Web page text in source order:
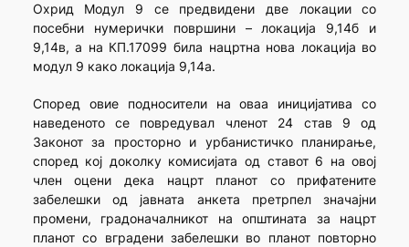
Охрид Модул 9 се предвидени две локации со
посебни нумерички површини – локација 9,14б и
9,14в, а на КП.17099 била нацртна нова локација во
модул 9 како локација 9,14а.
Според овие подносители на оваа иницијатива со
наведеното се повредувал членот 24 став 9 од
Законот за просторно и урбанистичко планирање,
според кој доколку комисијата од ставот 6 на овој
член оцени дека нацрт планот со прифатените
забелешки од јавната анкета претрпел значајни
промени, градоначалникот на општината за нацрт
планот со вградени забелешки во планот повторно